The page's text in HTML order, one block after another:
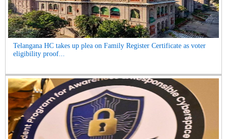
Telangana HC takes up plea on Family Register Certificate as voter
eligibility proof...